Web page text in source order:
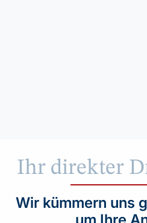
Ihr direkter
Wir kümmern uns